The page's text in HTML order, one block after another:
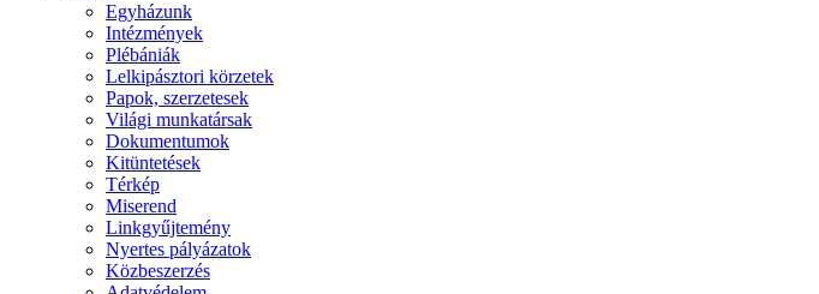
Egyházunk
Intézmények
Plébániák
Lelkipásztori körzetek
Papok, szerzetesek
Világi munkatársak
Dokumentumok
Kitüntetések
Térkép
Miserend
Linkgyűjtemény
Nyertes pályázatok
Közbeszerzés